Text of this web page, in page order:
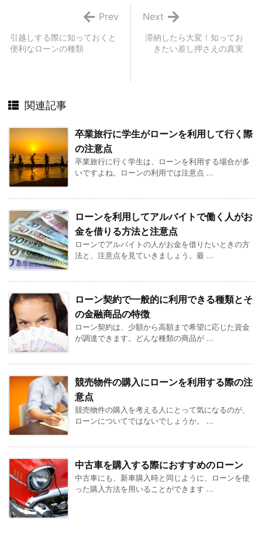
滞納したら大変！知ってお
きたい差し押さえの真実
Next
引越しする際に知っておくと
便利なローンの種類
Prev
関連記事
卒業旅行に学生がローンを利用して行く際
の注意点
卒業旅行に行く学生は、ローンを利用する場合が多
いですよね。ローンの利用では注意点 ...
ローンを利用してアルバイトで働く人がお
金を借りる方法と注意点
ローンでアルバイトの人がお金を借りたいときの方
法と、注意点を見ていきましょう。最 ...
ローン契約で一般的に利用できる種類とそ
の金融商品の特徴
ローン契約は、少額から高額まで希望に応じた資金
が調達できます。どんな種類の商品が ...
競売物件の購入にローンを利用する際の注
意点
競売物件の購入を考える人にとって気になるのが、
ローンについてではないでしょうか。 ...
中古車を購入する際におすすめのローン
中古車にも、新車購入時と同じように、ローンを使
った購入方法を用いることができます ...